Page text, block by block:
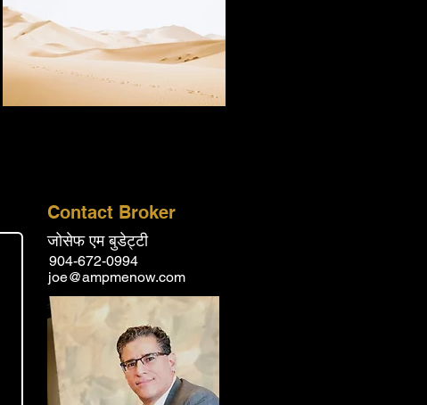
Contact Broker
जोसेफ एम बुडेट्टी
904-672-0994
joe@ampmenow.com